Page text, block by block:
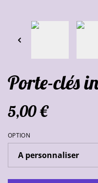
Porte-clés
5,00 €
OPTION